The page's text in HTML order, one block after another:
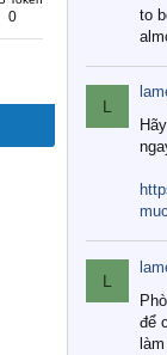
0
to
L
L
để